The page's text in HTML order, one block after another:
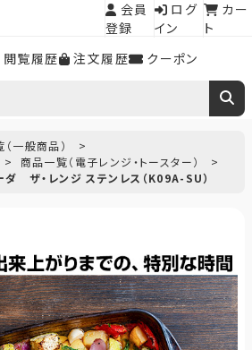
閲覧履歴 注文履歴 クーポン
会員
登録
ログ
イン
カー
ト
一般商品）
商品一覧（電子レンジ・トースター）
ダ ザ・レンジ ステンレス（K09A-SU）